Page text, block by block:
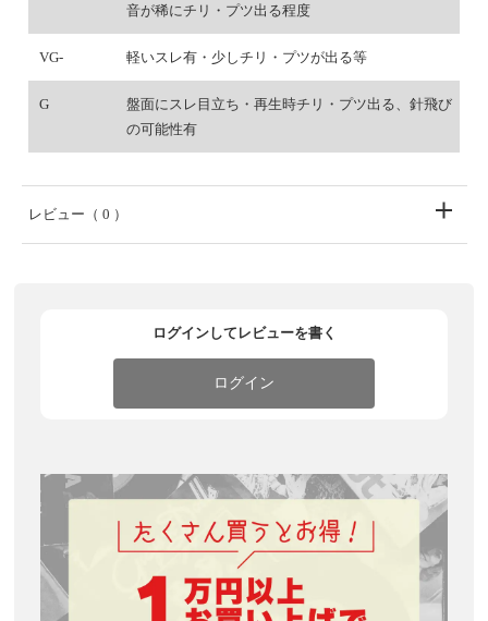
音が稀にチリ・プツ出る程度
VG- 軽いスレ有・少しチリ・プツが出る等
G
盤面にスレ目立ち・再生時チリ・プツ出る、針飛び
の可能性有
レビュー （ 0 ）
ログインしてレビューを書く
ログイン